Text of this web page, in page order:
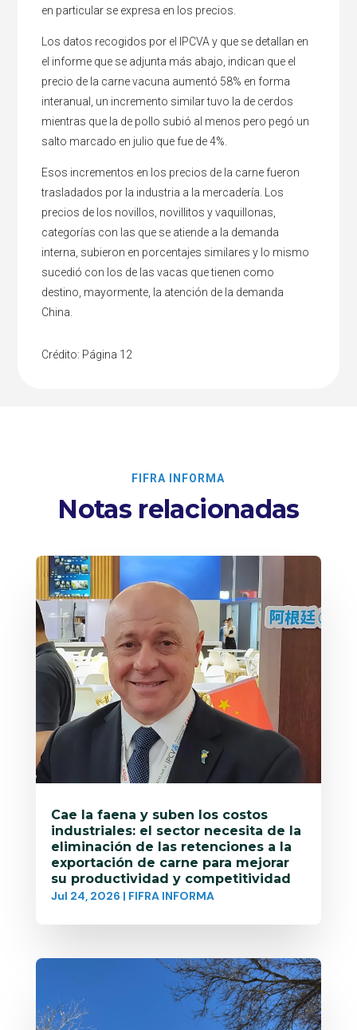
en particular se expresa en los precios.
Los datos recogidos por el IPCVA y que se detallan en
el informe que se adjunta más abajo, indican que el
precio de la carne vacuna aumentó 58% en forma
interanual, un incremento similar tuvo la de cerdos
mientras que la de pollo subió al menos pero pegó un
salto marcado en julio que fue de 4%.
Esos incrementos en los precios de la carne fueron
trasladados por la industria a la mercadería. Los
precios de los novillos, novillitos y vaquillonas,
categorías con las que se atiende a la demanda
interna, subieron en porcentajes similares y lo mismo
sucedió con los de las vacas que tienen como
destino, mayormente, la atención de la demanda
China.
Crédito: Página 12
FIFRA INFORMA
Notas relacionadas
Cae la faena y suben los costos
industriales: el sector necesita de la
eliminación de las retenciones a la
exportación de carne para mejorar
su productividad y competitividad
Jul 24, 2026 | FIFRA INFORMA